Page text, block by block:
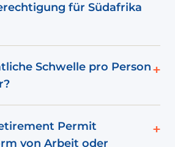
für Südafrika
Schwelle pro Person+
Permit
von Arbeit oder
+